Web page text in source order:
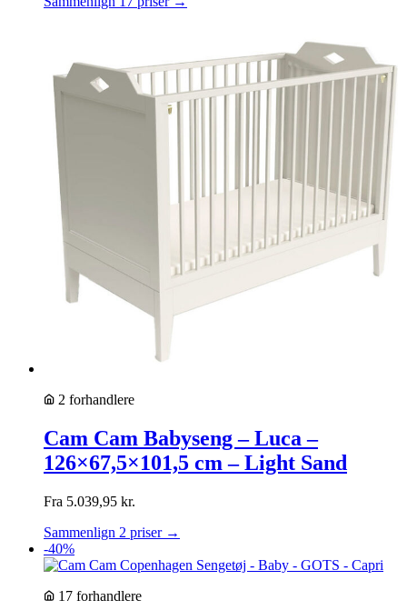
2 forhandlere
Cam Cam Babyseng – Luca –
126×67,5×101,5 cm – Light Sand
Fra 5.039,95 kr.
Sammenlign 2 priser →
-40%
17 forhandlere